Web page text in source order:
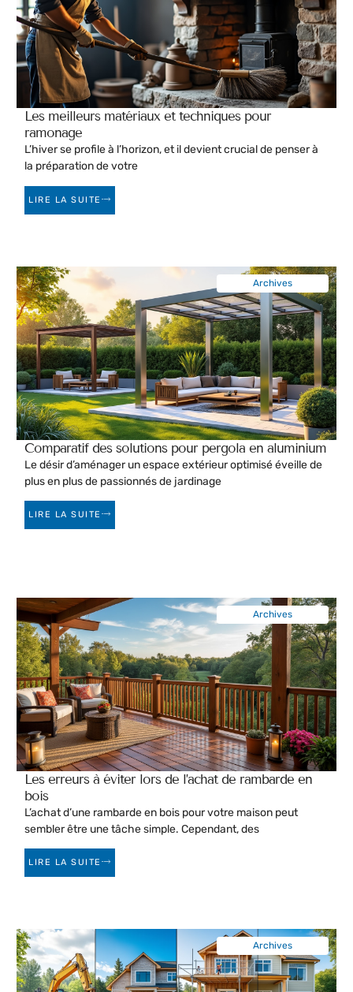
Les meilleurs matériaux et techniques pour
ramonage
L’hiver se profile à l’horizon, et il devient crucial de penser à
la préparation de votre
LIRE LA SUITE
Comparatif des solutions pour pergola en aluminium
Le désir d’aménager un espace extérieur optimisé éveille de
plus en plus de passionnés de jardinage
LIRE LA SUITE
Archives
Les erreurs à éviter lors de l’achat de rambarde en
bois
L’achat d’une rambarde en bois pour votre maison peut
sembler être une tâche simple. Cependant, des
LIRE LA SUITE
Archives
Archives